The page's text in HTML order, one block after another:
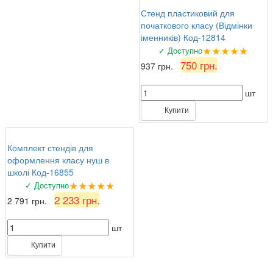
Стенд пластиковий для
початкового класу (Відмінки
іменників) Код-12814
✓ Доступно★★★★★
937 грн. 750 грн.
шт
Купити
Комплект стендів для
оформлення класу нуш в
школі Код-16855
✓ Доступно★★★★★
2 791 грн. 2 233 грн.
шт
Купити